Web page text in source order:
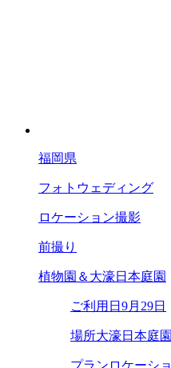
福岡県
フォトウェディング
ロケーション撮影
前撮り
植物園＆大濠日本庭園
ご利用日 9月29日
場所大濠日本庭
プラン ロケーシ